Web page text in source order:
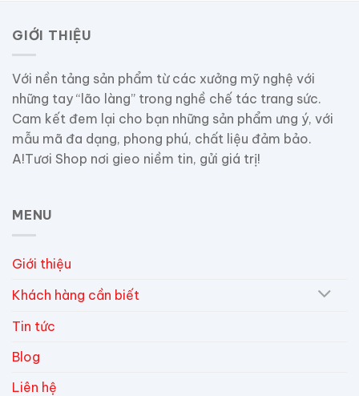
GIỚI THIỆU
Với nền tảng sản phẩm từ các xưởng mỹ nghệ với
những tay “lão làng” trong nghề chế tác trang sức.
Cam kết đem lại cho bạn những sản phẩm ưng ý, với
mẫu mã đa dạng, phong phú, chất liệu đảm bảo.
A!Tươi Shop nơi gieo niềm tin, gửi giá trị!
MENU
Giới thiệu
Khách hàng cần biết
Tin tức
Blog
Liên hệ